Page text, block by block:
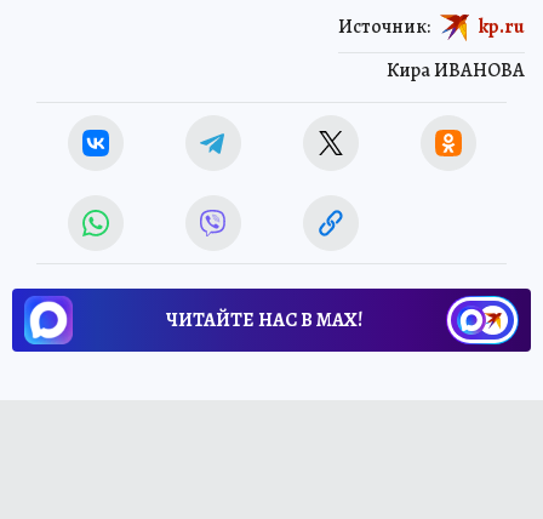
Кира ИВАНОВА
Источник: kp.ru
ЧИТАЙТЕ НАС В МАХ!